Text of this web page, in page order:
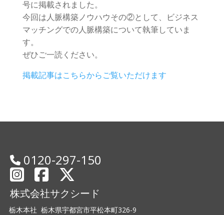
号に掲載されました。
今回は人脈構築ノウハウその②として、ビジネス
マッチングでの人脈構築について執筆していま
す。
ぜひご一読ください。
掲載記事はこちらからご覧いただけます
0120-297-150
株式会社サクシード
栃木本社 栃木県宇都宮市平松本町326-9